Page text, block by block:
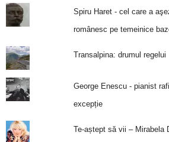
Spiru Haret - cel care a
românesc pe temeinice
Transalpina: drumul regelui
George Enescu - pianist
excepție
Te-aștept să vii – Mirabela